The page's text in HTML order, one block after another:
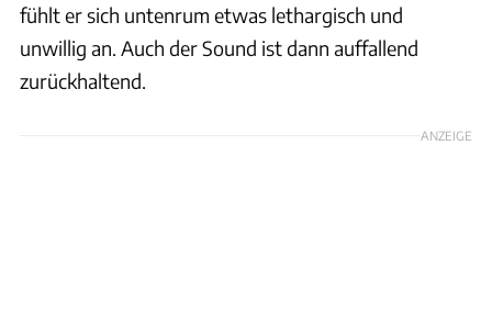
fühlt er sich untenrum etwas lethargisch und
unwillig an. Auch der Sound ist dann auffallend
zurückhaltend.
ANZEIGE